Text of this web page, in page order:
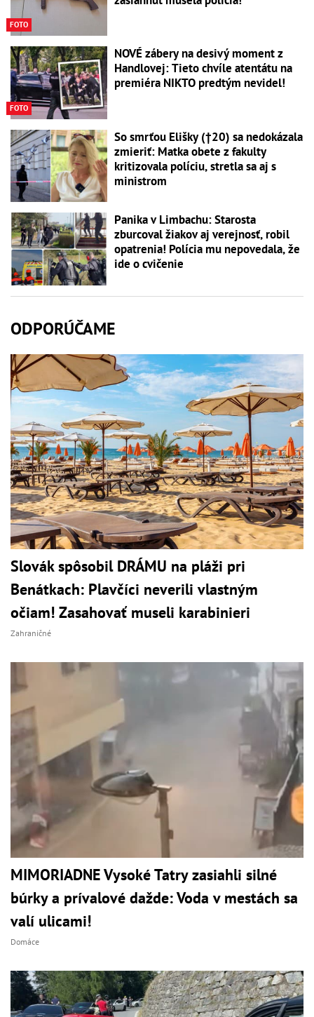
FOTO
FOTO
NOVÉ zábery na desivý moment z
Handlovej: Tieto chvíle atentátu na
premiéra NIKTO predtým nevidel!
So smrťou Elišky (†20) sa nedokázala
zmieriť: Matka obete z fakulty
kritizovala políciu, stretla sa aj s
ministrom
Panika v Limbachu: Starosta
zburcoval žiakov aj verejnosť, robil
opatrenia! Polícia mu nepovedala, že
ide o cvičenie
ODPORÚČAME
Slovák spôsobil DRÁMU na pláži pri
Benátkach: Plavčíci neverili vlastným
očiam! Zasahovať museli karabinieri
Zahraničné
MIMORIADNE Vysoké Tatry zasiahli silné
búrky a prívalové dažde: Voda v mestách sa
valí ulicami!
Domáce